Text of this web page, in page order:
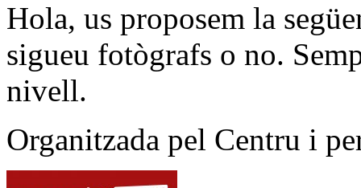
Hola, us proposem la
sigueu fotògrafs o no.
nivell.
Organitzada pel Centru i